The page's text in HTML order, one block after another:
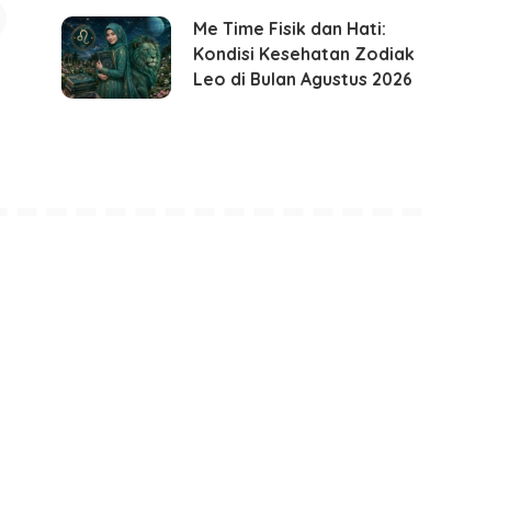
Me Time Fisik dan Hati:
Kondisi Kesehatan Zodiak
Leo di Bulan Agustus 2026